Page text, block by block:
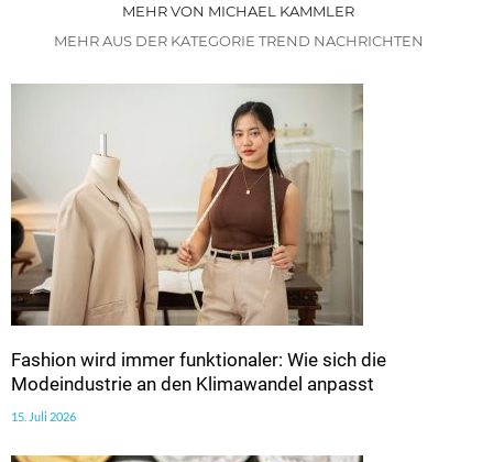
MEHR VON MICHAEL KAMMLER
MEHR AUS DER KATEGORIE TREND NACHRICHTEN
Fashion wird immer funktionaler: Wie sich die
Modeindustrie an den Klimawandel anpasst
15. Juli 2026